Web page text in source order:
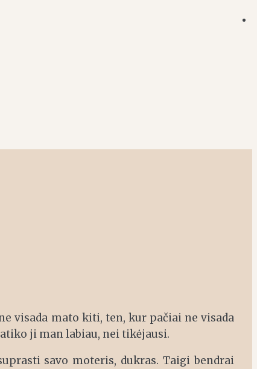
visada mato kiti, ten, kur pačiai ne visada
ji man labiau, nei tikėjausi.
savo moteris, dukras. Taigi bendrai